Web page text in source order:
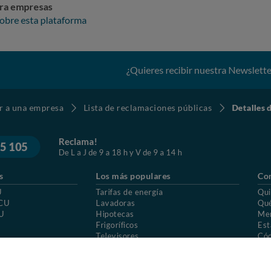
empresas
esta plataforma
¿Quieres recibir nuestra
a una empresa Lista de reclamaciones públicas Detalles
105 Reclama!
De L a J de 9 a 18 h y V de 9 a 14 h
Los más populares
Tarifas de energía
Lavadoras
Hipotecas
Frigoríficos
Televisores